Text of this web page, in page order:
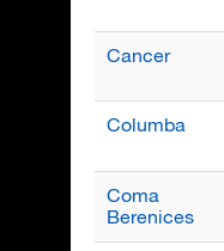
Cancer
Columba
Coma
Berenices